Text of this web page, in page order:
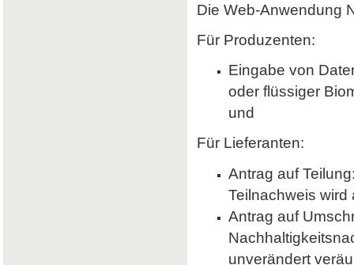
Die Web-Anwendung
Für Produzenten:
Eingabe von
oder flüssiger
und
Für Lieferanten:
Antrag auf
Teilnachweis wird
Antrag auf
unverändert